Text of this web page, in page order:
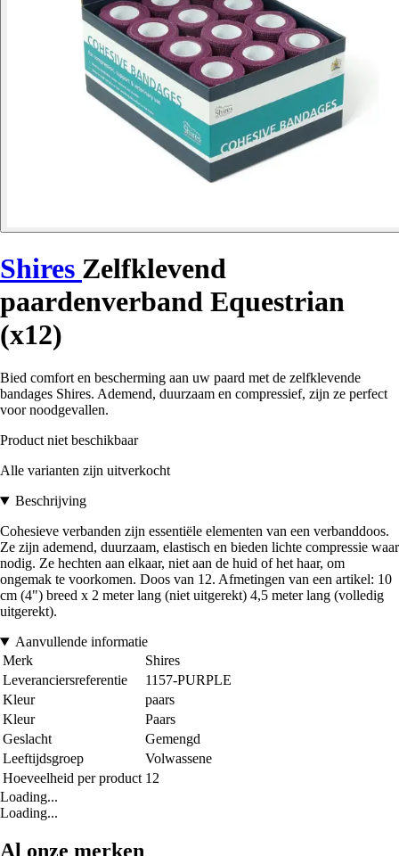
Shires Zelfklevend
paardenverband Equestrian
(x12)
Bied comfort en bescherming aan uw paard met de zelfklevende
bandages Shires. Ademend, duurzaam en compressief, zijn ze perfect
voor noodgevallen.
Product niet beschikbaar
Alle varianten zijn uitverkocht
Beschrijving
Cohesieve verbanden zijn essentiële elementen van een verbanddoos.
Ze zijn ademend, duurzaam, elastisch en bieden lichte compressie waar
nodig. Ze hechten aan elkaar, niet aan de huid of het haar, om
ongemak te voorkomen. Doos van 12. Afmetingen van een artikel: 10
cm (4") breed x 2 meter lang (niet uitgerekt) 4,5 meter lang (volledig
uitgerekt).
Aanvullende informatie
Merk
Shires
Leveranciersreferentie
1157-PURPLE
Kleur
paars
Kleur
Paars
Geslacht
Gemengd
Leeftijdsgroep
Volwassene
Hoeveelheid per product 12
Loading...
Loading...
Al onze merken